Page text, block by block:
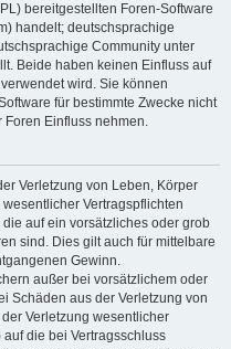
bereitgestellten Foren-Software
handelt; deutschsprachige
Community unter
Beide haben keinen Einfluss auf
wird. Sie können
für bestimmte Zwecke nicht
Foren Einfluss nehmen.
Verletzung von Leben, Körper
Vertragspflichten
auf ein vorsätzliches oder grob
sind. Dies gilt auch für mittelbare
Gewinn.
außer bei vorsätzlichem oder
Schäden aus der Verletzung von
Verletzung wesentlicher
die bei Vertragsschluss